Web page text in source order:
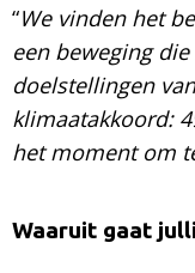
“We vinden het
een beweging
doelstellingen
klimaatakkoord:
het moment om
Waaruit gaat